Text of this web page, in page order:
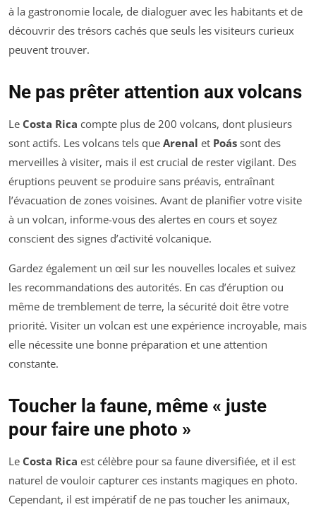
à la gastronomie locale, de dialoguer avec les habitants et de
découvrir des trésors cachés que seuls les visiteurs curieux
peuvent trouver.
Ne pas prêter attention aux volcans
Le Costa Rica compte plus de 200 volcans, dont plusieurs
sont actifs. Les volcans tels que Arenal et Poás sont des
merveilles à visiter, mais il est crucial de rester vigilant. Des
éruptions peuvent se produire sans préavis, entraînant
l’évacuation de zones voisines. Avant de planifier votre visite
à un volcan, informe-vous des alertes en cours et soyez
conscient des signes d’activité volcanique.
Gardez également un œil sur les nouvelles locales et suivez
les recommandations des autorités. En cas d’éruption ou
même de tremblement de terre, la sécurité doit être votre
priorité. Visiter un volcan est une expérience incroyable, mais
elle nécessite une bonne préparation et une attention
constante.
Toucher la faune, même « juste
pour faire une photo »
Le Costa Rica est célèbre pour sa faune diversifiée, et il est
naturel de vouloir capturer ces instants magiques en photo.
Cependant, il est impératif de ne pas toucher les animaux,